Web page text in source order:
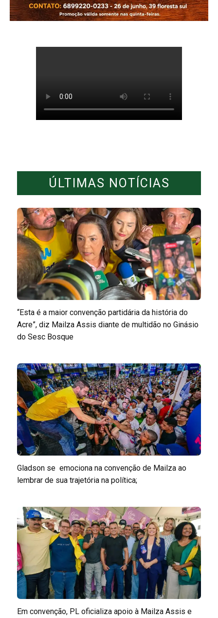
ÚLTIMAS NOTÍCIAS
“Esta é a maior convenção partidária da história do
Acre”, diz Mailza Assis diante de multidão no Ginásio
do Sesc Bosque
Gladson se emociona na convenção de Mailza ao
lembrar de sua trajetória na política;
Em convenção, PL oficializa apoio à Mailza Assis e